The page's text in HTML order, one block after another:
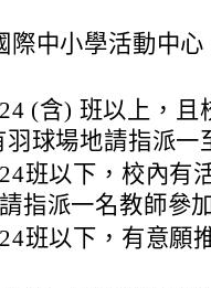
際中小學活動中心
(含) 班以上，且
球場地請指派一
班以下，校內有
指派一名教師參
班以下，有意願